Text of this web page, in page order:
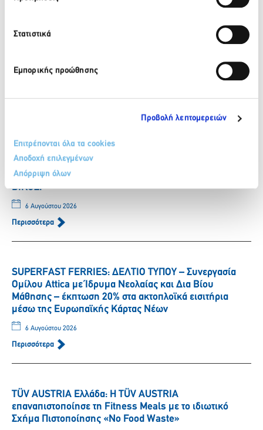
Στατιστικά
Εμπορικής προώθησης
Προβολή λεπτομερειών
Επιτρέπονται όλα τα cookies
Αποδοχή επιλεγμένων
Απόρριψη όλων
Πίσω
Πρόσφατα νέα
ΒΙΚΟΣ: Το φυσικό μεταλλικό νερό ΒΙΚΟΣ στο πλευρό της
αθλήτριας Γεωργίας Δαμασιώτη
6 Αυγούστου 2026
ΒΙΚΟΣ: Η Νικόλ Παυλοπούλου εντάσσεται στην ομάδα
των αθλητών που στηρίζει το φυσικό μεταλλικό νερό
ΒΙΚΟΣ.
6 Αυγούστου 2026
Περισσότερα
SUPERFAST FERRIES: ΔΕΛΤΙΟ ΤΥΠΟΥ – Συνεργασία
Ομίλου Attica με Ίδρυμα Νεολαίας και Δια Βίου
Μάθησης – έκπτωση 20% στα ακτοπλοϊκά εισιτήρια
μέσω της Ευρωπαϊκής Κάρτας Νέων
6 Αυγούστου 2026
Περισσότερα
TÜV AUSTRIA Ελλάδα: Η TÜV AUSTRIA
επαναπιστοποίησε τη Fitness Meals με το ιδιωτικό
Σχήμα Πιστοποίησης «No Food Waste»